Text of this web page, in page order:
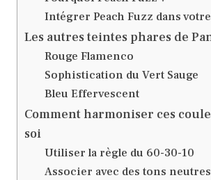
Intégrer Peach Fuzz dans
Les autres teintes phares de
Rouge Flamenco
Sophistication du Vert Sauge
Bleu Effervescent
Comment harmoniser ces
soi
Utiliser la règle du 60-30-10
Associer avec des tons neutres